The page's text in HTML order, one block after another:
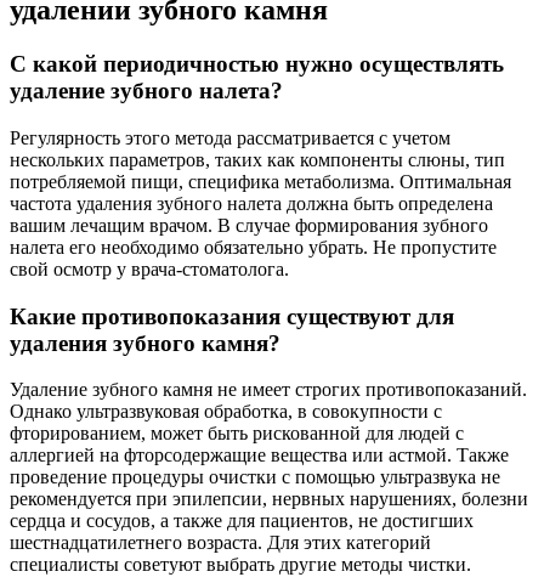
удалении зубного камня
С какой периодичностью нужно осуществлять
удаление зубного налета?
Регулярность этого метода рассматривается с учетом
нескольких параметров, таких как компоненты слюны, тип
потребляемой пищи, специфика метаболизма. Оптимальная
частота удаления зубного налета должна быть определена
вашим лечащим врачом. В случае формирования зубного
налета его необходимо обязательно убрать. Не пропустите
свой осмотр у врача-стоматолога.
Какие противопоказания существуют для
удаления зубного камня?
Удаление зубного камня не имеет строгих противопоказаний.
Однако ультразвуковая обработка, в совокупности с
фторированием, может быть рискованной для людей с
аллергией на фторсодержащие вещества или астмой. Также
проведение процедуры очистки с помощью ультразвука не
рекомендуется при эпилепсии, нервных нарушениях, болезни
сердца и сосудов, а также для пациентов, не достигших
шестнадцатилетнего возраста. Для этих категорий
специалисты советуют выбрать другие методы чистки.